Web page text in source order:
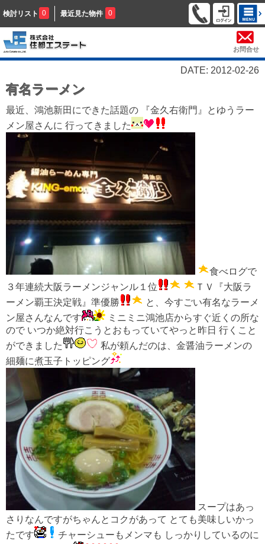
検討リスト 0 最近見た物件 0
お問合せ
DATE: 2012-02-26
有名ラーメン
最近、鴻池新田にできた話題の 『金久右衛門』とゆうラー
メン屋さんに 行ってきました
食べログで
３年連続大阪ラーメンジャンル１位
ＴＶ『大阪ラ
ーメン覇王決定戦』準優勝
と、今すごい有名なラーメ
ン屋さんなんです
ミニミニ鴻池店からすぐ近くの所な
ので いつか絶対行こうとおもっていてやっと昨日 行くこと
ができました
私が頼んだのは、金醤油ラーメンの
細麺に煮玉子トッピング
スープはあっ
さりなんですがちゃんとコクがあって とても美味しいかっ
たです
チャーシューもメンマも しっかりしているのに